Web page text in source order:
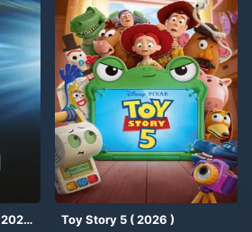
2026 )
Toy Story 5 (2026 )